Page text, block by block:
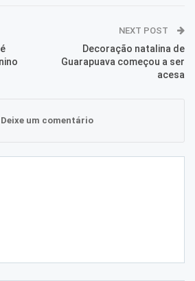
NEXT POST
Decoração natalina de
Guarapuava começou a ser
acesa
um comentário